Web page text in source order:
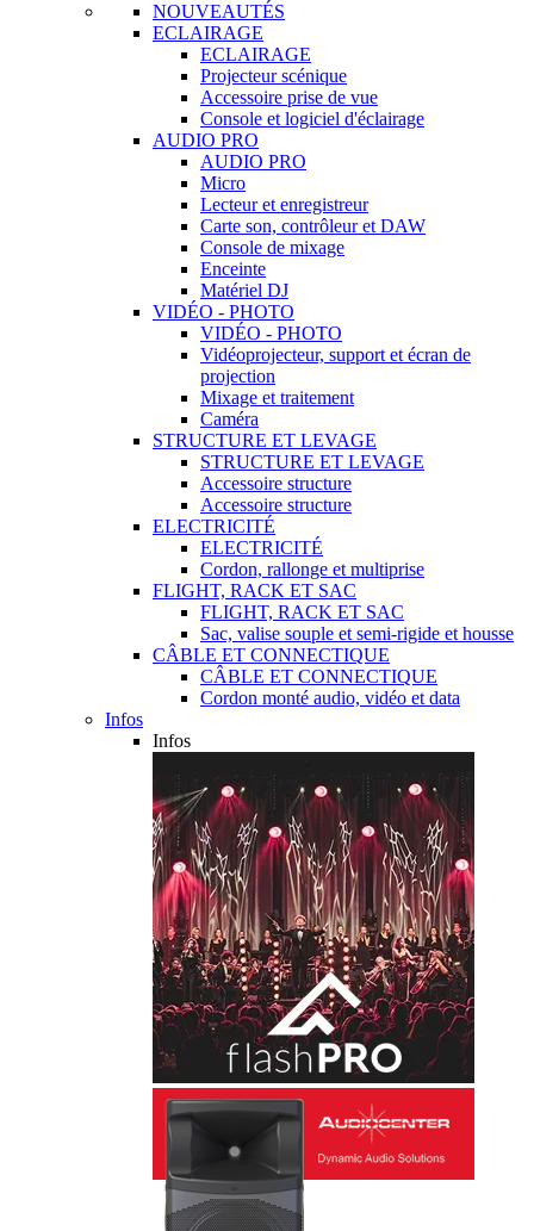
NOUVEAUTÉS
ECLAIRAGE
ECLAIRAGE
Projecteur scénique
Accessoire prise de vue
Console et logiciel d'éclairage
AUDIO PRO
AUDIO PRO
Micro
Lecteur et enregistreur
Carte son, contrôleur et DAW
Console de mixage
Enceinte
Matériel DJ
VIDÉO - PHOTO
VIDÉO - PHOTO
Vidéoprojecteur, support et écran de
projection
Mixage et traitement
Caméra
STRUCTURE ET LEVAGE
STRUCTURE ET LEVAGE
Accessoire structure
Accessoire structure
ELECTRICITÉ
ELECTRICITÉ
Cordon, rallonge et multiprise
FLIGHT, RACK ET SAC
FLIGHT, RACK ET SAC
Sac, valise souple et semi-rigide et housse
CÂBLE ET CONNECTIQUE
CÂBLE ET CONNECTIQUE
Cordon monté audio, vidéo et data
Infos
Infos